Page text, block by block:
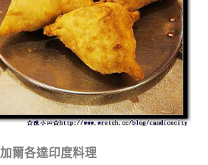
加爾各達印度料理